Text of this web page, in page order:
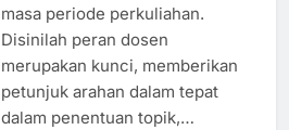
masa periode perkuliahan.
Disinilah peran dosen
merupakan kunci, memberikan
petunjuk arahan dalam tepat
dalam penentuan topik,…